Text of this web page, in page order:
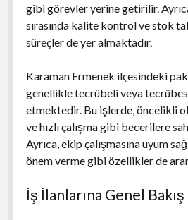
gibi görevler yerine getirilir.
sırasında kalite kontrol ve stok
süreçler de yer almaktadır.
Karaman Ermenek ilçesindeki
genellikle tecrübeli veya
etmektedir. Bu işlerde, öncelikli
ve hızlı çalışma gibi becerilere
Ayrıca, ekip çalışmasına uyum
önem verme gibi özellikler de
İş İlanlarına Genel Bakış